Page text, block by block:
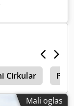
,
Cirkular
Mali oglas